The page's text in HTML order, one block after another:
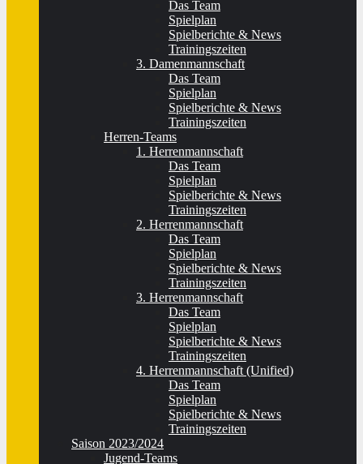
Das Team
Spielplan
Spielberichte & News
Trainingszeiten
3. Damenmannschaft
Das Team
Spielplan
Spielberichte & News
Trainingszeiten
Herren-Teams
1. Herrenmannschaft
Das Team
Spielplan
Spielberichte & News
Trainingszeiten
2. Herrenmannschaft
Das Team
Spielplan
Spielberichte & News
Trainingszeiten
3. Herrenmannschaft
Das Team
Spielplan
Spielberichte & News
Trainingszeiten
4. Herrenmannschaft (Unified)
Das Team
Spielplan
Spielberichte & News
Trainingszeiten
Saison 2023/2024
Jugend-Teams